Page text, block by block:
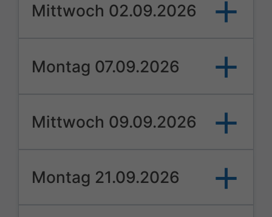
Mittwoch 02.09.2026
Montag 07.09.2026
Mittwoch 09.09.2026
Montag 21.09.2026